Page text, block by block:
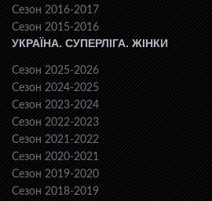
Сезон 2016-2017
Сезон 2015-2016
УКРАЇНА. СУПЕРЛІГА. ЖІНКИ
Сезон 2025-2026
Сезон 2024-2025
Сезон 2023-2024
Сезон 2022-2023
Сезон 2021-2022
Сезон 2020-2021
Сезон 2019-2020
Сезон 2018-2019